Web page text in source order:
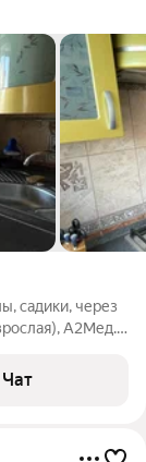
садики, через
А2Мед.
спальный
Чат